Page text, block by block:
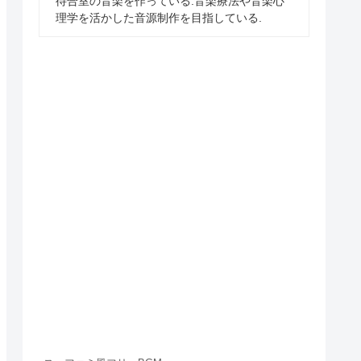
理学を活かした音源制作を目指している.